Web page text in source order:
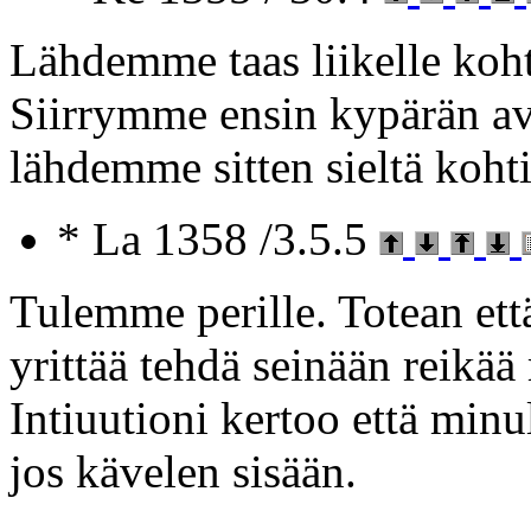
Lähdemme taas liikelle
Siirrymme ensin kypärän
lähdemme sitten sieltä
* La 1358 /3.5.5
Tulemme perille. Totean
yrittää tehdä seinään
Intiuutioni kertoo että
jos kävelen sisään.